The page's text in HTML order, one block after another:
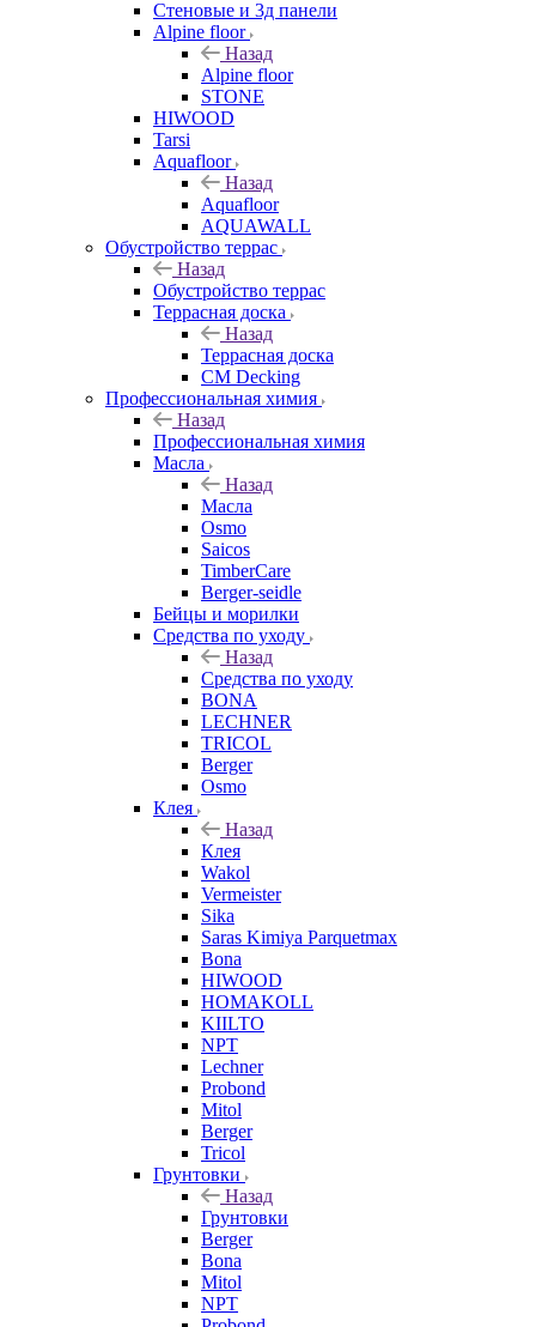
Стеновые и 3д панели
Alpine floor
Назад
Alpine floor
STONE
HIWOOD
Tarsi
Aquafloor
Назад
Aquafloor
AQUAWALL
Обустройство террас
Назад
Обустройство террас
Террасная доска
Назад
Террасная доска
CM Decking
Профессиональная химия
Назад
Профессиональная химия
Масла
Назад
Масла
Osmo
Saicos
TimberCare
Berger-seidle
Бейцы и морилки
Средства по уходу
Назад
Средства по уходу
BONA
LECHNER
TRICOL
Berger
Osmo
Клея
Назад
Клея
Wakol
Vermeister
Sika
Saras Kimiya Parquetmax
Bona
HIWOOD
HOMAKOLL
KIILTO
NPT
Lechner
Probond
Mitol
Berger
Tricol
Грунтовки
Назад
Грунтовки
Berger
Bona
Mitol
NPT